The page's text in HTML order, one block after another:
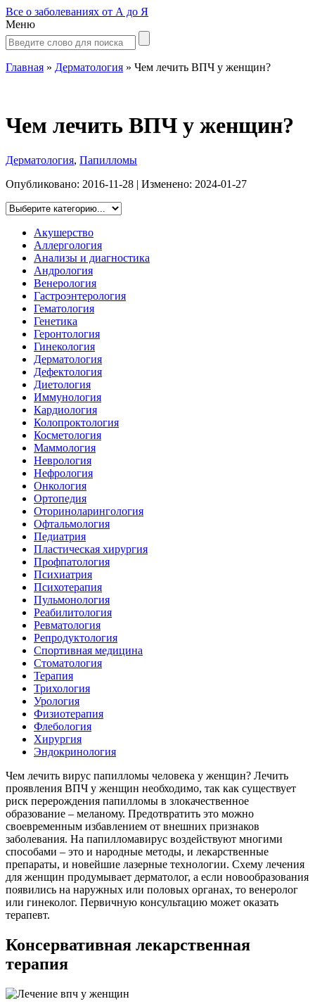
Все о заболеваниях от А до Я
Меню
Главная » Дерматология » Чем лечить ВПЧ у женщин?
Чем лечить ВПЧ у женщин?
Дерматология, Папилломы
Опубликовано: 2016-11-28 | Изменено: 2024-01-27
Акушерство
Аллергология
Анализы и диагностика
Андрология
Венерология
Гастроэнтерология
Гематология
Генетика
Геронтология
Гинекология
Дерматология
Дефектология
Диетология
Иммунология
Кардиология
Колопроктология
Косметология
Маммология
Неврология
Нефрология
Онкология
Ортопедия
Оториноларингология
Офтальмология
Педиатрия
Пластическая хирургия
Профпатология
Психиатрия
Психотерапия
Пульмонология
Реабилитология
Ревматология
Репродуктология
Спортивная медицина
Стоматология
Терапия
Трихология
Урология
Физиотерапия
Флебология
Хирургия
Эндокринология
Чем лечить вирус папилломы человека у женщин? Лечить
проявления ВПЧ у женщин необходимо, так как существует
риск перерождения папилломы в злокачественное
образование – меланому. Предотвратить это можно
своевременным избавлением от внешних признаков
заболевания. На папилломавирус воздействуют многими
способами – это и народные методы, и лекарственные
препараты, и новейшие лазерные технологии. Схему лечения
для женщин продумывает дерматолог, а если новообразования
появились на наружных или половых органах, то венеролог
или гинеколог. Первичную консультацию может оказать
терапевт.
Консервативная лекарственная
терапия